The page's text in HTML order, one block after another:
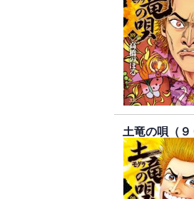
土竜の唄（９